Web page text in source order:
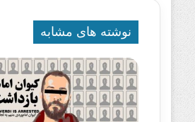
نوشته های مشابه